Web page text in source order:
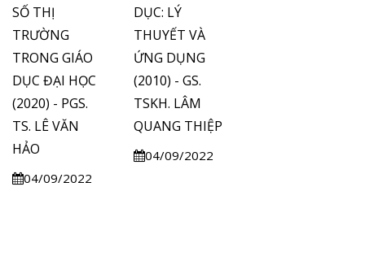
SỐ THỊ
TRƯỜNG
TRONG GIÁO
DỤC ĐẠI HỌC
(2020) - PGS.
TS. LÊ VĂN
HẢO
04/09/2022
DỤC: LÝ
THUYẾT VÀ
ỨNG DỤNG
(2010) - GS.
TSKH. LÂM
QUANG THIỆP
04/09/2022